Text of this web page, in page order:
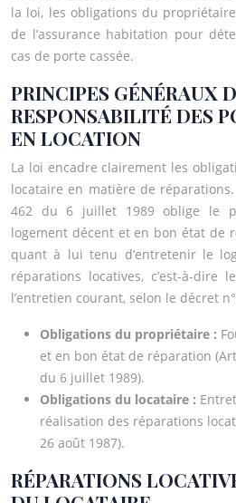
la loi, les obligations du
de l’assurance habitation pour
cas de porte cassée.
PRINCIPES GÉNÉRAUX
RESPONSABILITÉ DES
EN LOCATION
La loi encadre clairement les
locataire en matière de
462 du 6 juillet 1989 oblige le
logement décent et en bon état de
quant à lui tenu d’entretenir le
réparations locatives, c’est-à-dire
l’entretien courant, selon le décret
Obligations du propriétaire :
et en bon état de réparation
du 6 juillet 1989).
Obligations du locataire :
réalisation des réparations
26 août 1987).
RÉPARATIONS